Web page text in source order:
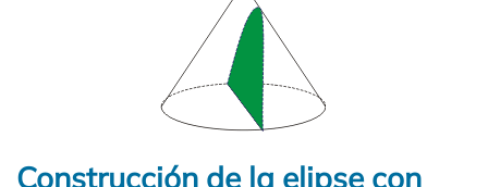
Construcción de la elipse con